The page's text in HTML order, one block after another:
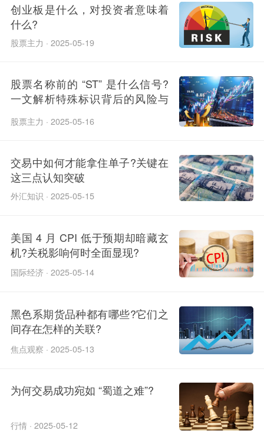
创业板是什么，对投资者意味着
什么?
股票主力 · 2025-05-19
股票名称前的 “ST” 是什么信号?
一文解析特殊标识背后的风险与
股票主力 · 2025-05-16
交易中如何才能拿住单子?关键在
这三点认知突破
外汇知识 · 2025-05-15
美国 4 月 CPI 低于预期却暗藏玄
机?关税影响何时全面显现?
国际经济 · 2025-05-14
黑色系期货品种都有哪些?它们之
间存在怎样的关联?
焦点观察 · 2025-05-13
为何交易成功宛如 “蜀道之难”?
行情 · 2025-05-12